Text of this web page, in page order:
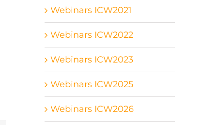
Webinars ICW2021
Webinars ICW2022
Webinars ICW2023
Webinars ICW2025
Webinars ICW2026